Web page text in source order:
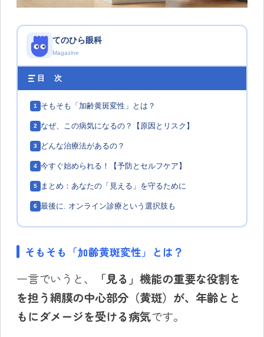
てのひら眼科
Magazine
目 次
1 そもそも「加齢黄斑変性」とは？
2 なぜ、この病気になるの？【原因とリスク】
3 どんな治療法があるの？
4 今すぐ始められる！【予防とセルフケア】
5 まとめ：あなたの「見える」を守るために
6 最後に. オンライン診療という選択肢も
そもそも「加齢黄斑変性」とは？
一言でいうと、
「見る」機能の重要な役割を
を担う網膜の中心部分（黄斑）が、年齢とと
もにダメージを受ける病気です。